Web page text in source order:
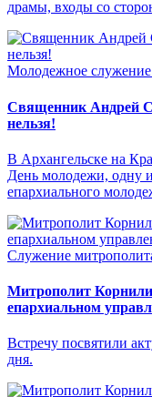
драмы, входы со
Молодежное служение
Священник Андрей
нельзя!
В Архангельске на
День молодежи, одну
епархиального
Служение
Митрополит
епархиальном
Встречу посвятили
дня.